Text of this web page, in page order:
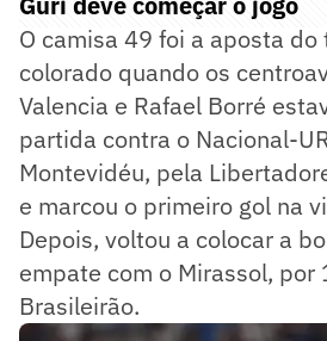
O camisa 49 foi a aposta
colorado quando os
Valencia e Rafael Borré
partida contra o Nacional-
Montevidéu, pela
e marcou o primeiro gol na
Depois, voltou a colocar a
empate com o Mirassol, por
Brasileirão.